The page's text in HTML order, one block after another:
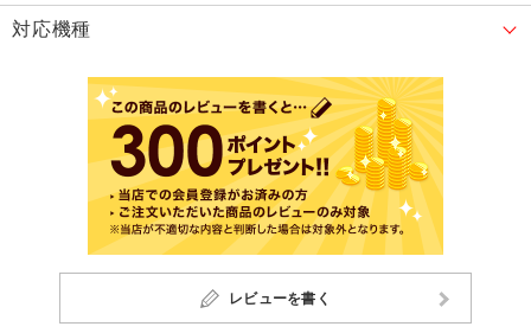
対応機種
レビューを書く